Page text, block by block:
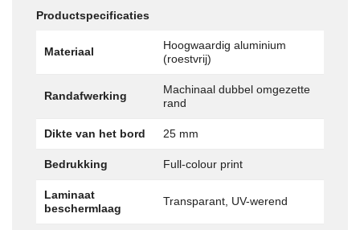
Productspecificaties
Materiaal
Hoogwaardig aluminium
(roestvrij)
Randafwerking
Machinaal dubbel omgezette
rand
Dikte van het bord 25 mm
Bedrukking Full-colour print
Laminaat
beschermlaag
Transparant, UV-werend